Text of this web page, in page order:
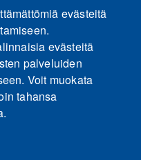
evästeitä
evästeitä
palveluiden
Voit muokata
tahansa